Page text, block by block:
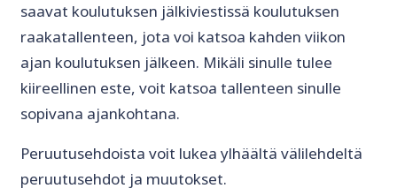
saavat koulutuksen jälkiviestissä koulutuksen
raakatallenteen, jota voi katsoa kahden viikon
ajan koulutuksen jälkeen. Mikäli sinulle tulee
kiireellinen este, voit katsoa tallenteen sinulle
sopivana ajankohtana.
Peruutusehdoista voit lukea ylhäältä välilehdeltä
peruutusehdot ja muutokset.